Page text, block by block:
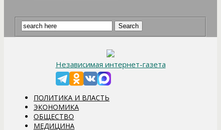
Независимая интернет-газета
ПОЛИТИКА И ВЛАСТЬ
ЭКОНОМИКА
ОБЩЕСТВО
МЕДИЦИНА